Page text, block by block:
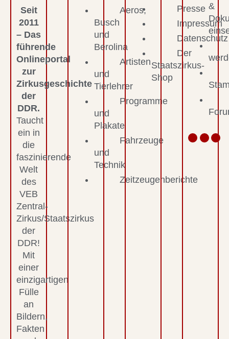
Seit
2011
– Das
führende
Onlineportal
zur
Zirkusgeschichte
der
DDR.
Taucht
ein in
die
faszinierende
Welt
des
VEB
Zentral-
Zirkus/Staatszirkus
der
DDR!
Mit
einer
einzigartigen
Fülle
an
Bildern,
Fakten
Aeros,
Busch
und
Berolina
Artisten
und
Tierlehrer
Programme
und
Plakate
Fahrzeuge
und
Technik
Zeitzeugenberichte
Presse
Impressum
Datenschutz
Der
Staatszirkus-
Shop
&